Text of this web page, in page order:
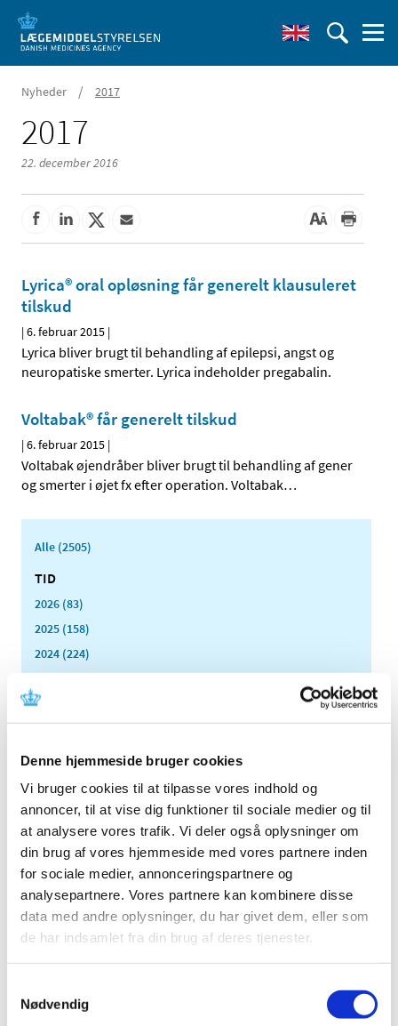
Denne hjemmeside bruger cookies
Vi bruger cookies til at tilpasse vores indhold og
annoncer, til at vise dig funktioner til sociale medier og til
at analysere vores trafik. Vi deler også oplysninger om
din brug af vores hjemmeside med vores partnere inden
for sociale medier, annonceringspartnere og
analysepartnere. Vores partnere kan kombinere disse
data med andre oplysninger, du har givet dem, eller som
de har indsamlet fra din brug af deres tjenester.
Nødvendig
Nyheder / 2017
2017
22. december 2016
Lyrica® oral opløsning får generelt klausuleret
tilskud
|6. februar 2015 |
Lyrica bliver brugt til behandling af epilepsi, angst og
neuropatiske smerter. Lyrica indeholder pregabalin.
Voltabak® får generelt tilskud
|6. februar 2015 |
Voltabak øjendråber bliver brugt til behandling af gener
og smerter i øjet fx efter operation. Voltabak…
Alle (2505)
TID
2026 (83)
2025 (158)
2024 (224)
2023 (195)
2022 (197)
2021 (516)
2020 (263)
2018 (150)
2017 (167)
2016 (167)
2015 (33)
december (4)
november (4)
oktober (2)
juni (9)